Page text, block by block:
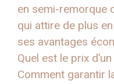
en semi-remorque
qui attire de plus
ses avantages
Quel est le prix
Comment garantir